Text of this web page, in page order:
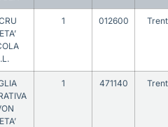
1 012600
1 471140